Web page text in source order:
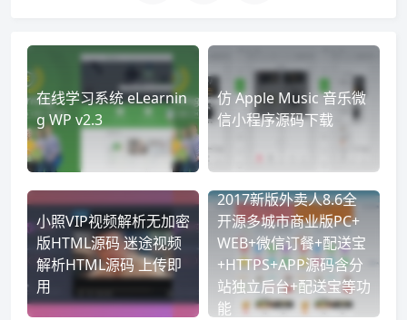
在线学习系统 eLearnin
g WP v2.3
仿 Apple Music 音乐微
信小程序源码下载
小照VIP视频解析无加密
版HTML源码 迷途视频
解析HTML源码 上传即
用
2017新版外卖人8.6全
开源多城市商业版PC+
WEB+微信订餐+配送宝
+HTTPS+APP源码含分
站独立后台+配送宝等功
能